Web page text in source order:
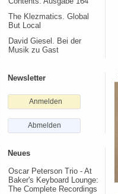
The Klezmatics. Global
But Local
David Giesel. Bei der
Musik zu Gast
Newsletter
Anmelden
Abmelden
Neues
Oscar Peterson Trio - At
Baker's Keyboard Lounge:
The Complete Recordings